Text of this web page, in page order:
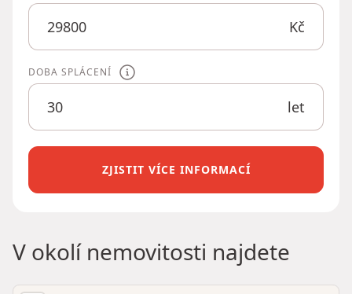
Kč
DOBA SPLÁCENÍ
let
ZJISTIT VÍCE INFORMACÍ
V okolí nemovitosti najdete